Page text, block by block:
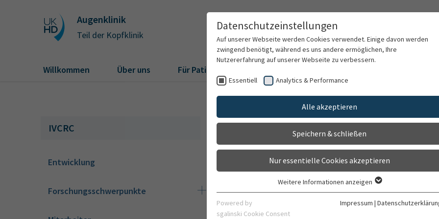
Augenklinik
Teil der Kopfklinik
Willkommen Über uns Für Patienten
Preise und
Für die wissenschaftlichen Arbeiten erhielt das
Auszeichnungen. Die folgende Zusammenfassung
IVCRC
Entwicklung
Forschungsschwerpunkte
Datenschutzeinstellungen
Auf unserer Webseite werden Cookies verwendet. Einige davon werden
zwingend benötigt, während es uns andere ermöglichen, Ihre
Nutzererfahrung auf unserer Webseite zu verbessern.
Essentiell Analytics & Performance
Alle akzeptieren
Speichern & schließen
Nur essentielle Cookies akzeptieren
Essentielle Cookies werden für grundlegende Funktionen der Webseite
benötigt. Dadurch ist gewährleistet, dass die Webseite einwandfrei
Weitere Informationen anzeigen
Powered by
sgalinski Cookie Consent
Impressum |